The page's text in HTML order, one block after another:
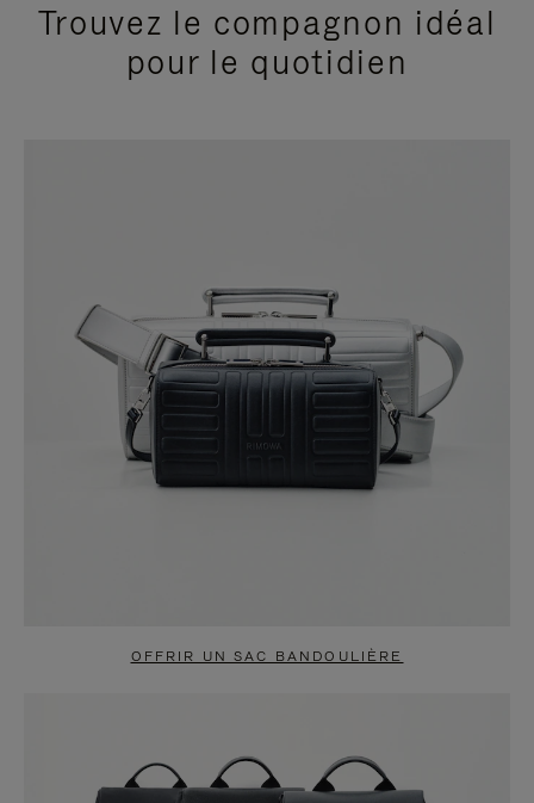
Trouvez le compagnon idéal
pour le quotidien
OFFRIR UN SAC BANDOULIÈRE